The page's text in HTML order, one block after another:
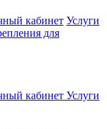
кабинет Услуги
для
кабинет Услуги